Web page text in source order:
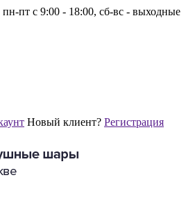
пн-пт с 9:00 - 18:00, сб-вс - выходные
Новый клиент? Регистрация